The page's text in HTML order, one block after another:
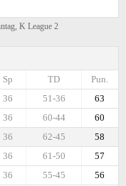
K League 2
Pun.
TD
Sp
63
51-36
36
60
60-44
36
58
62-45
36
57
61-50
36
56
55-45
36